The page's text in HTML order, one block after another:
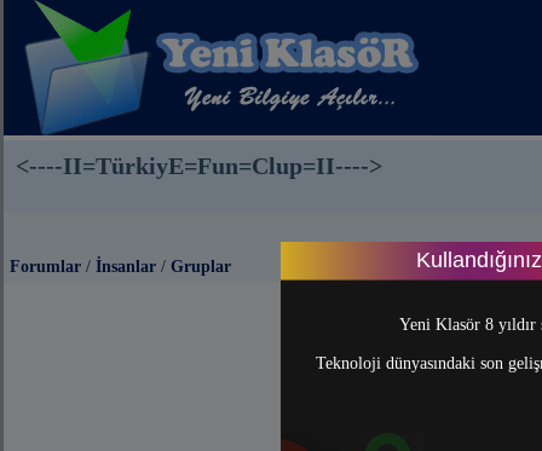
Yeni Klasör 8
Teknoloji dünyasındaki son
<----II=TürkiyE=Fun=Clup=II---->
Forumlar / İnsanlar / Gruplar